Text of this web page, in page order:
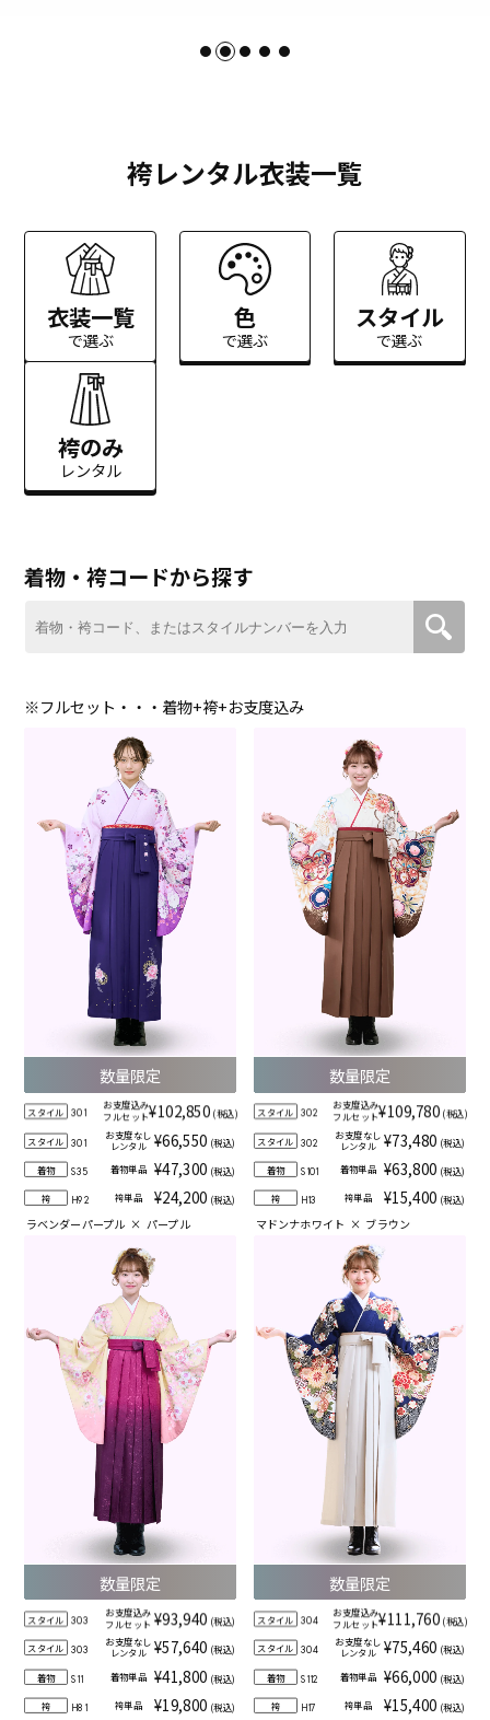
袴レンタル衣装一覧
衣装一覧
で選ぶ
色
で選ぶ
スタイル
で選ぶ
袴のみ
レンタル
着物・袴コードから探す
※フルセット・・・着物+袴+お支度込み
数量限定
スタイル 301
お支度込み
フルセット¥102,850 (税込)
スタイル 301
お支度なし
レンタル
¥66,550 (税込)
着物 S35 着物単品 ¥47,300 (税込)
袴 H92 袴単品 ¥24,200 (税込)
ラベンダーパープル × パープル
数量限定
スタイル 302
お支度込み
フルセット¥109,780 (税込)
スタイル 302
お支度なし
レンタル ¥73,480 (税込)
着物 S101 着物単品 ¥63,800 (税込)
袴 H13 袴単品 ¥15,400 (税込)
マドンナホワイト × ブラウン
数量限定
スタイル 303
お支度込み
フルセット ¥93,940 (税込)
スタイル 303
お支度なし
レンタル
¥57,640 (税込)
着物 S11 着物単品 ¥41,800 (税込)
袴 H81 袴単品 ¥19,800 (税込)
数量限定
スタイル 304
お支度込み
フルセット¥111,760 (税込)
スタイル 304
お支度なし
レンタル ¥75,460 (税込)
着物 S112 着物単品 ¥66,000 (税込)
袴 H17 袴単品 ¥15,400 (税込)